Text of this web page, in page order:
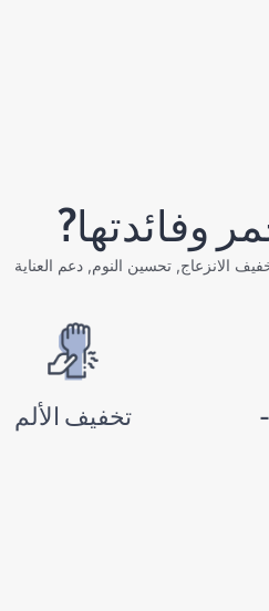
وفائدتها?
الانزعاج, تحسين النوم, دعم العناية
تخفيف الألم